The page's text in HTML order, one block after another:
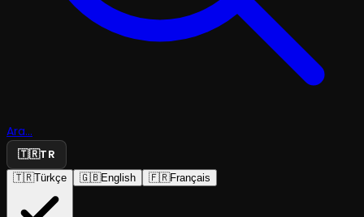
Ara...
🇹🇷TR
🇹🇷Türkçe 🇬🇧English 🇫🇷Français